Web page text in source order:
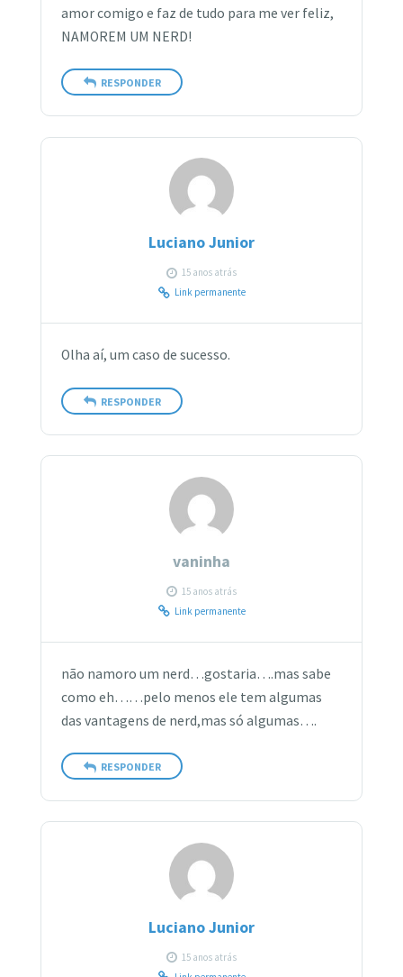
amor comigo e faz de tudo para me ver feliz,
NAMOREM UM NERD!
RESPONDER
Luciano Junior
15 anos atrás
Link permanente
Olha aí, um caso de sucesso.
RESPONDER
vaninha
15 anos atrás
Link permanente
não namoro um nerd…gostaria….mas sabe
como eh……pelo menos ele tem algumas
das vantagens de nerd,mas só algumas….
RESPONDER
Luciano Junior
15 anos atrás